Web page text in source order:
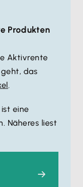
Produkten
Aktivrente
das
.
eine
Näheres liest